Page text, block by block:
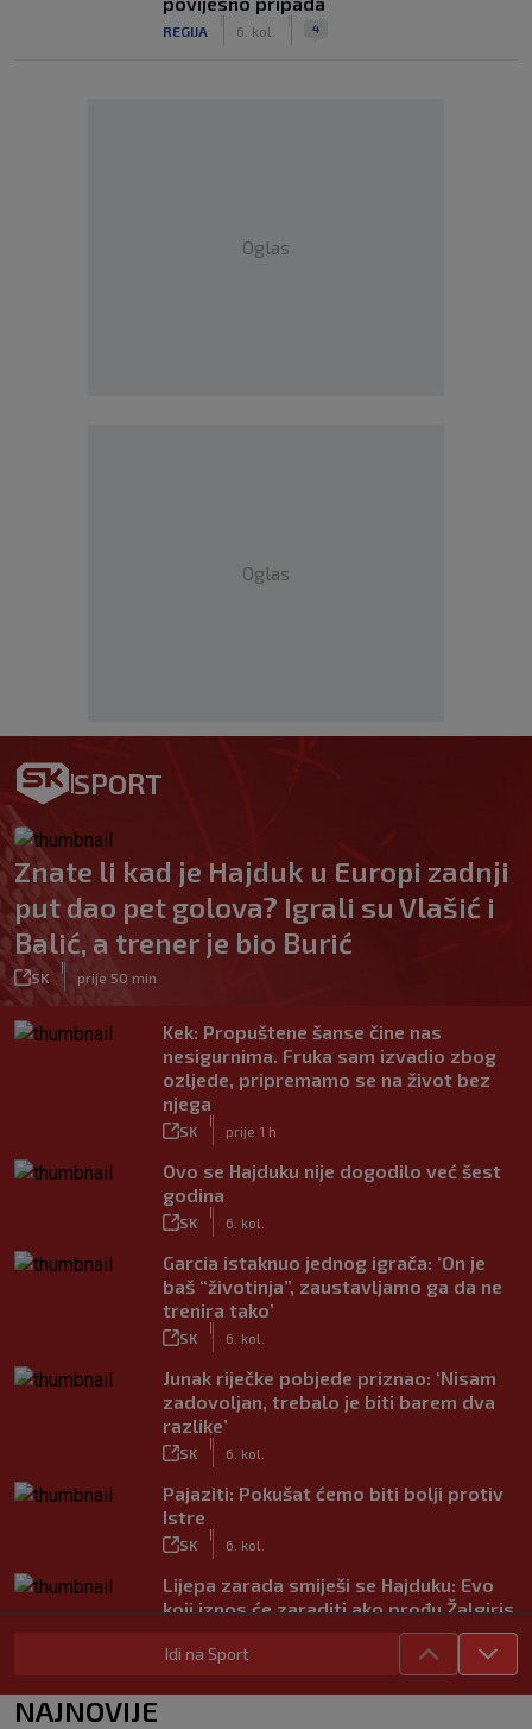
REGIJA 6. kol. 4
Oglas
Oglas
SPORT
Znate li kad je Hajduk u Europi zadnji
put dao pet golova? Igrali su Vlašić i
Balić, a trener je bio Burić
SK prije 50 min
Kek: Propuštene šanse čine nas
nesigurnima. Fruka sam izvadio zbog
ozljede, pripremamo se na život bez
njega
SK prije 1 h
Ovo se Hajduku nije dogodilo već šest
godina
SK 6. kol.
Garcia istaknuo jednog igrača: ‘On je
baš “životinja”, zaustavljamo ga da ne
trenira tako’
SK 6. kol.
Junak riječke pobjede priznao: ‘Nisam
zadovoljan, trebalo je biti barem dva
razlike’
SK 6. kol.
Pajaziti: Pokušat ćemo biti bolji protiv
Istre
SK 6. kol.
Lijepa zarada smiješi se Hajduku: Evo
koji iznos će zaraditi ako prođu Žalgiris
Kakav spektakl! Pogledajte čudesan
doček Salaha u Turskoj
Idi na Sport
NAJNOVIJE